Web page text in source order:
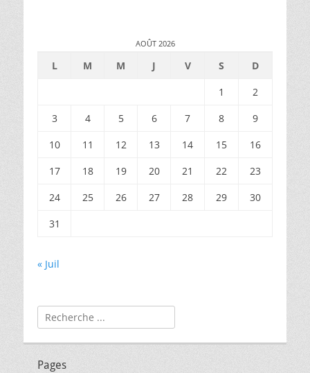
AOÛT 2026
L M M J V S
D
1
2
3
4 5 6 7 8
9
10
11 12 13 14 15
16
17
18 19 20 21 22
23
24
25 26 27 28 29
30
31
« Juil
Rechercher :
Pages